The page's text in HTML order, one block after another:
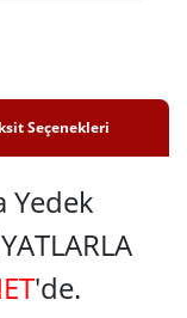
Seçenekleri
Yedek
'de.